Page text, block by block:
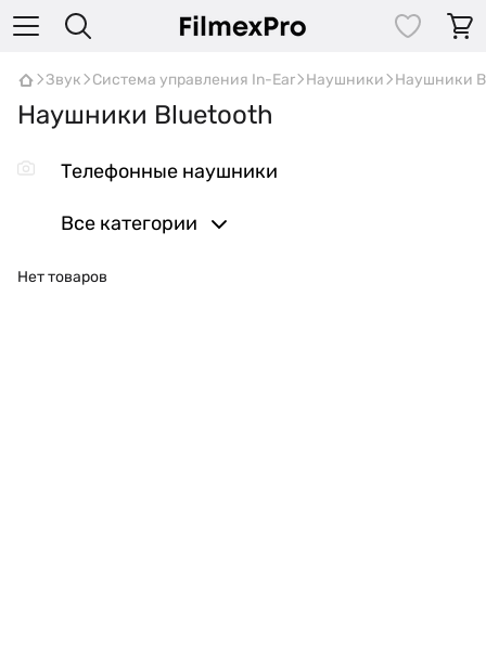
Звук Система управления In-Ear Наушники Наушники
Наушники Bluetooth
Телефонные наушники
Все категории
Нет товаров